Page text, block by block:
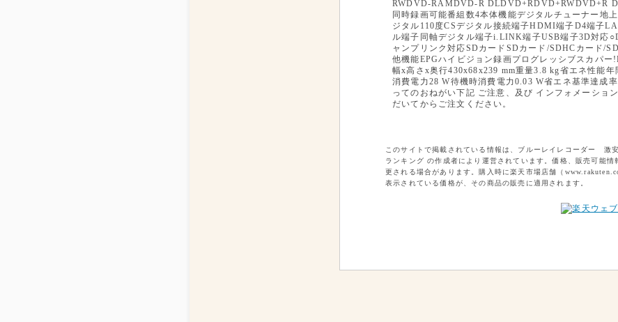
RWDVD-RAMDVD-R DLDVD+RDVD+RWDVD+R
同時録画可能番組数4本体機能デジタルチューナー地
ジタル110度CSデジタル接続端子HDMI端子D4端子
ル端子同軸デジタル端子i.LINK端子USB端子3D対応
ャンプリンク対応SDカードSDカード/SDHCカード/
他機能EPGハイビジョン録画プログレッシブスカパー
幅x高さx奥行430x68x239 mm重量3.8 kg省エネ性能
消費電力28 W待機時消費電力0.03 W省エネ基準達
ってのおねがい下記 ご注意、及び インフォメーショ
だいてからご注文ください。
このサイトで掲載されている情報は、ブルーレイレコーダー 激
ランキング の作成者により運営されています。価格、販売可能情
更される場合があります。購入時に楽天市場店舗（
表示されている価格が、その商品の販売に適用されます。